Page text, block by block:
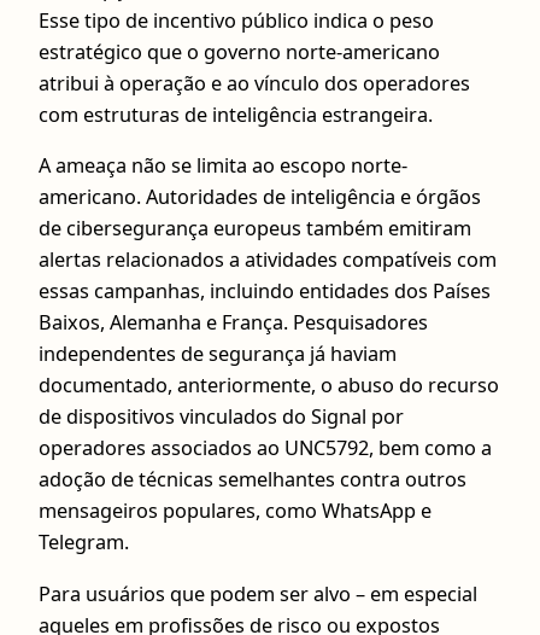
Esse tipo de incentivo público indica o peso
estratégico que o governo norte-americano
atribui à operação e ao vínculo dos operadores
com estruturas de inteligência estrangeira.
A ameaça não se limita ao escopo norte-
americano. Autoridades de inteligência e órgãos
de cibersegurança europeus também emitiram
alertas relacionados a atividades compatíveis com
essas campanhas, incluindo entidades dos Países
Baixos, Alemanha e França. Pesquisadores
independentes de segurança já haviam
documentado, anteriormente, o abuso do recurso
de dispositivos vinculados do Signal por
operadores associados ao UNC5792, bem como a
adoção de técnicas semelhantes contra outros
mensageiros populares, como WhatsApp e
Telegram.
Para usuários que podem ser alvo – em especial
aqueles em profissões de risco ou expostos